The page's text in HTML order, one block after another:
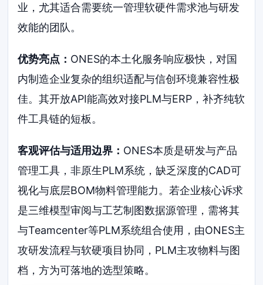
业，尤其适合需要统一管理软硬件需求池与研发
效能的团队。
优势亮点： ONES的本土化服务响应极快，对国
内制造企业复杂的组织适配与信创环境兼容性极
佳。其开放API能高效对接PLM与ERP，补齐纯软
件工具链的短板。
客观评估与适用边界： ONES本质是研发与产品
管理工具，非原生PLM系统，缺乏深度的CAD可
视化与底层BOM物料管理能力。若企业核心诉求
是三维模型审阅与工艺制图数据源管理，需将其
与Teamcenter等PLM系统组合使用，由ONES主
攻研发流程与软硬项目协同，PLM主攻物料与图
档，方为可落地的选型策略。